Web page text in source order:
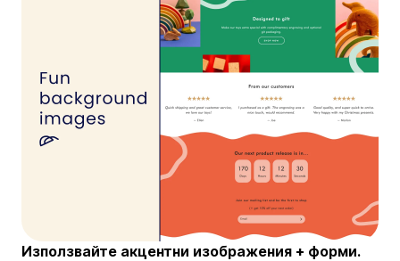
Използвайте акцентни изображения + форми.